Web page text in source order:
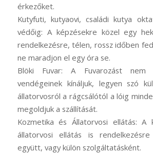
érkezőket.
Kutyfuti, kutyaovi, családi kutya
védőig: A képzésekre közel egy
rendelkezésre, télen, rossz időben
ne maradjon el egy óra se.
Blöki Fuvar: A Fuvarozást
vendégeinek kínáljuk, legyen szó
állatorvosról a rágcsálótól a lóig
megoldjuk a szállítását.
Kozmetika és Állatorvosi ellátás: A
állatorvosi ellátás is
együtt, vagy külön szolgáltatásként.